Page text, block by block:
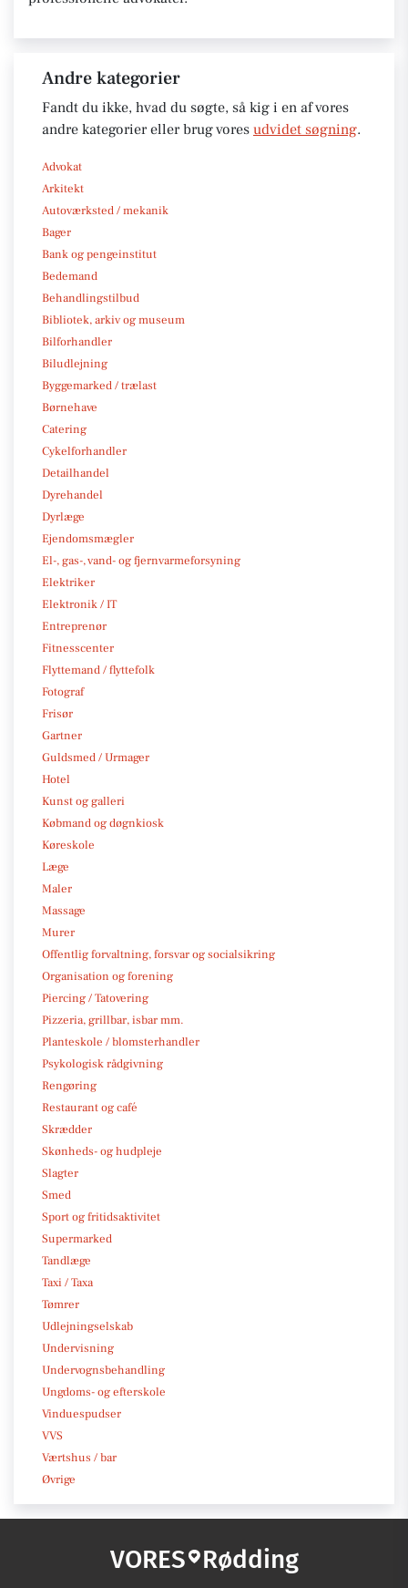
Andre kategorier
Fandt du ikke, hvad du søgte, så kig i en af vores
andre kategorier eller brug vores udvidet søgning.
Advokat
Arkitekt
Autoværksted / mekanik
Bager
Bank og pengeinstitut
Bedemand
Behandlingstilbud
Bibliotek, arkiv og museum
Bilforhandler
Biludlejning
Byggemarked / trælast
Børnehave
Catering
Cykelforhandler
Detailhandel
Dyrehandel
Dyrlæge
Ejendomsmægler
El-, gas-, vand- og fjernvarmeforsyning
Elektriker
Elektronik / IT
Entreprenør
Fitnesscenter
Flyttemand / flyttefolk
Fotograf
Frisør
Gartner
Guldsmed / Urmager
Hotel
Kunst og galleri
Købmand og døgnkiosk
Køreskole
Læge
Maler
Massage
Murer
Offentlig forvaltning, forsvar og socialsikring
Organisation og forening
Piercing / Tatovering
Pizzeria, grillbar, isbar mm.
Planteskole / blomsterhandler
Psykologisk rådgivning
Rengøring
Restaurant og café
Skrædder
Skønheds- og hudpleje
Slagter
Smed
Sport og fritidsaktivitet
Supermarked
Tandlæge
Taxi / Taxa
Tømrer
Udlejningselskab
Undervisning
Undervognsbehandling
Ungdoms- og efterskole
Vinduespudser
VVS
Værtshus / bar
Øvrige
VORES Rødding